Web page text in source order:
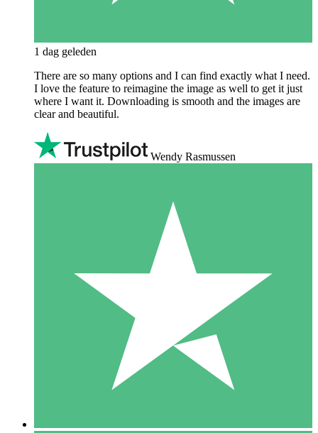
1 dag geleden
There are so many options and I can find exactly what I need.
I love the feature to reimagine the image as well to get it just
where I want it. Downloading is smooth and the images are
clear and beautiful.
Wendy Rasmussen